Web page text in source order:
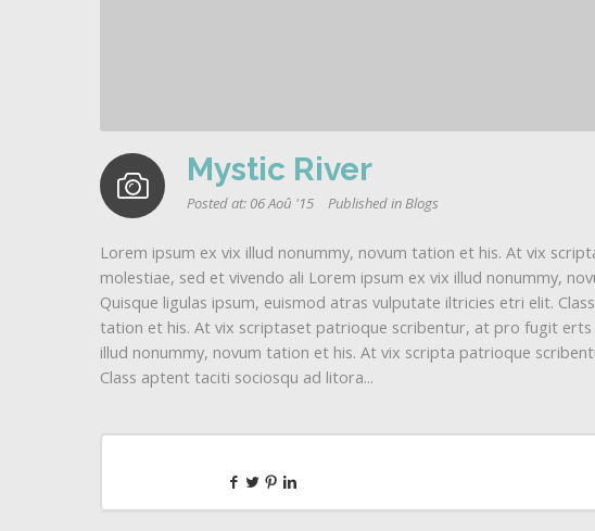
Mystic River
Posted at: 06 Aoû '15 Published inBlogs
Lorem ipsum ex vix illud nonummy, novum tation et his. At vix
molestiae, sed et vivendo ali Lorem ipsum ex vix illud nonummy,
Quisque ligulas ipsum, euismod atras vulputate iltricies etri elit.
tation et his. At vix scriptaset patrioque scribentur, at pro fugit
illud nonummy, novum tation et his. At vix scripta patrioque
Class aptent taciti sociosqu ad litora...